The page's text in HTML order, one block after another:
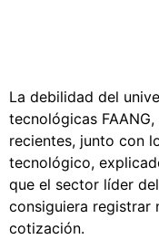
La debilidad del
tecnológicas
recientes, junto con
tecnológico,
que el sector líder
consiguiera registrar
cotización.